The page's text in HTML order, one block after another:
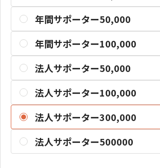
年間サポーター50,000
年間サポーター100,000
法人サポーター50,000
法人サポーター100,000
法人サポーター300,000
法人サポーター500000